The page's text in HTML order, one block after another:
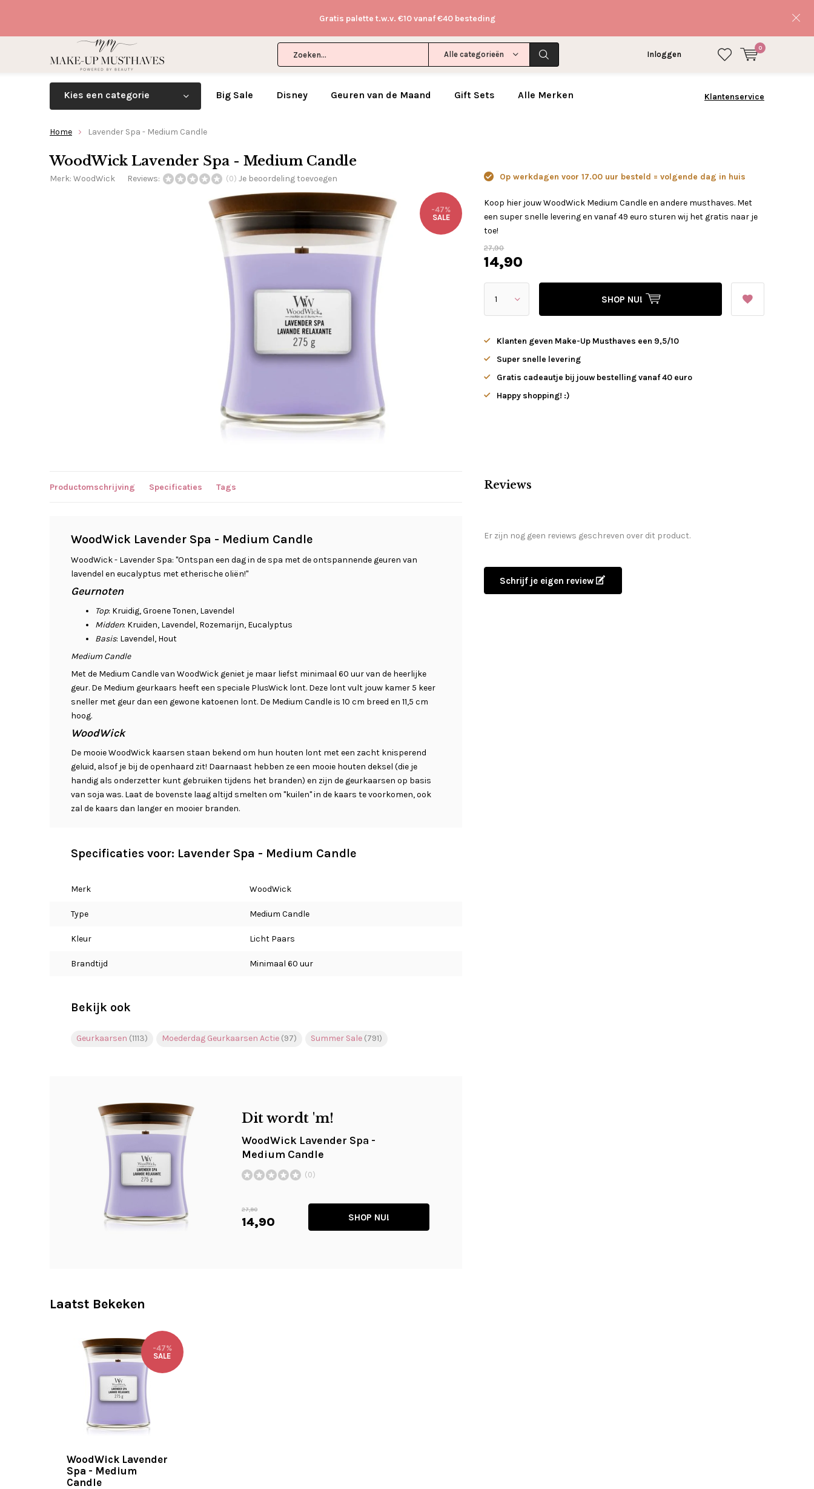
Alle categorieën Inloggen
0
Gratis palette t.w.v. €10 vanaf €40 besteding
Kies een categorie Big Sale Disney Geuren van de Maand Gift Sets Alle Merken Klantenservice
Home Lavender Spa - Medium Candle
WoodWick Lavender Spa - Medium Candle
Merk: WoodWick Reviews: (0) Je beoordeling toevoegen
-47%
SALE
Op werkdagen voor 17.00 uur besteld = volgende dag in huis
Koop hier jouw WoodWick Medium Candle en andere musthaves. Met
een super snelle levering en vanaf 49 euro sturen wij het gratis naar je
toe!
27,90
14,90
SHOP NU!
Klanten geven Make-Up Musthaves een 9,5/10
Super snelle levering
Gratis cadeautje bij jouw bestelling vanaf 40 euro
Happy shopping! :)
Productomschrijving Specificaties Tags
WoodWick Lavender Spa - Medium Candle
WoodWick - Lavender Spa: "Ontspan een dag in de spa met de ontspannende geuren van
lavendel en eucalyptus met etherische oliën!"
Geurnoten
Top: Kruidig, Groene Tonen, Lavendel
Midden: Kruiden, Lavendel, Rozemarijn, Eucalyptus
Basis: Lavendel, Hout
Medium Candle
Met de Medium Candle van WoodWick geniet je maar liefst minimaal 60 uur van de heerlijke
geur. De Medium geurkaars heeft een speciale PlusWick lont. Deze lont vult jouw kamer 5 keer
sneller met geur dan een gewone katoenen lont. De Medium Candle is 10 cm breed en 11,5 cm
hoog.
WoodWick
De mooie WoodWick kaarsen staan bekend om hun houten lont met een zacht knisperend
geluid, alsof je bij de openhaard zit! Daarnaast hebben ze een mooie houten deksel (die je
handig als onderzetter kunt gebruiken tijdens het branden) en zijn de geurkaarsen op basis
van soja was. Laat de bovenste laag altijd smelten om "kuilen" in de kaars te voorkomen, ook
zal de kaars dan langer en mooier branden.
Specificaties voor: Lavender Spa - Medium Candle
Merk WoodWick
Type Medium Candle
Kleur Licht Paars
Brandtijd Minimaal 60 uur
Bekijk ook
Geurkaarsen (1113) Moederdag Geurkaarsen Actie (97) Summer Sale (791)
Dit wordt 'm!
WoodWick Lavender Spa -
Medium Candle
(0)
27,90
14,90 SHOP NU!
Reviews
Er zijn nog geen reviews geschreven over dit product.
Schrijf je eigen review
Laatst Bekeken
WoodWick Lavender
Spa - Medium
Candle
-47%
SALE